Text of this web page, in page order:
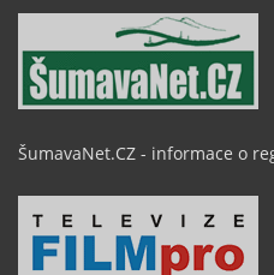
ŠumavaNet.CZ - informace o